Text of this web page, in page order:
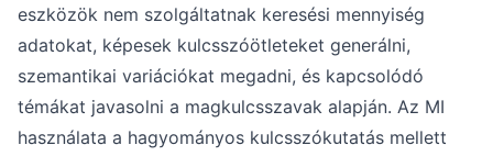
eszközök nem szolgáltatnak keresési mennyiség
adatokat, képesek kulcsszóötleteket generálni,
szemantikai variációkat megadni, és kapcsolódó
témákat javasolni a magkulcsszavak alapján. Az MI
használata a hagyományos kulcsszókutatás mellett